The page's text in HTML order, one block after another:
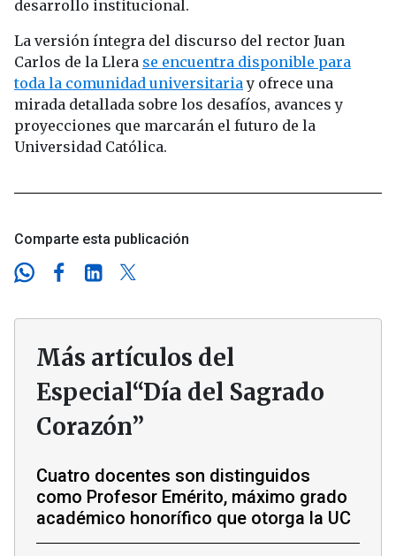
desarrollo institucional.
La versión íntegra del discurso del rector Juan
Carlos de la Llera se encuentra disponible para
toda la comunidad universitaria y ofrece una
mirada detallada sobre los desafíos, avances y
proyecciones que marcarán el futuro de la
Universidad Católica.
Comparte esta publicación
Más artículos del
Especial“Día del Sagrado
Corazón”
Cuatro docentes son distinguidos
como Profesor Emérito, máximo grado
académico honorífico que otorga la UC